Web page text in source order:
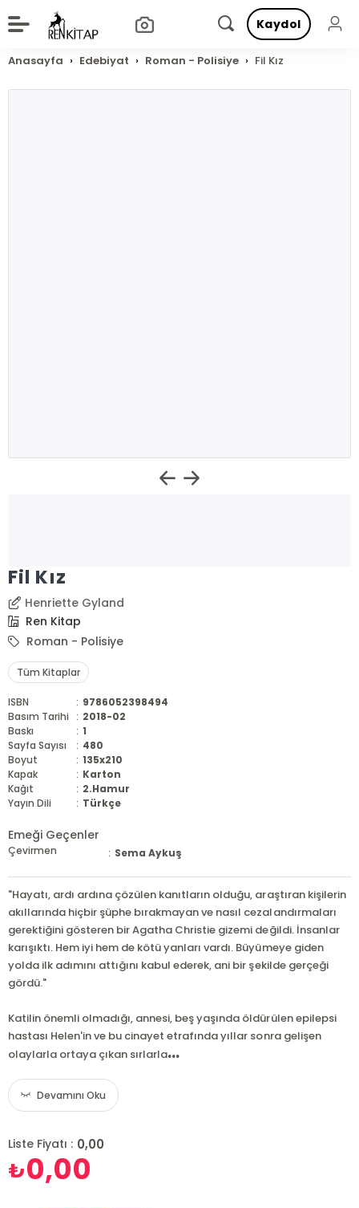
Kaydol
Anasayfa Edebiyat Roman - Polisiye Fil Kız
Fil Kız
Henriette Gyland
Ren Kitap
Roman - Polisiye
Tüm Kitaplar
ISBN : 9786052398494
Basım Tarihi : 2018-02
Baskı
: 1
Sayfa Sayısı
: 480
Boyut
: 135x210
Kapak
: Karton
Kağıt
: 2.Hamur
Yayın Dili
: Türkçe
Emeği Geçenler
Çevirmen : Sema Aykuş
"Hayatı, ardı ardına çözülen kanıtların olduğu, araştıran kişilerin
akıllarında hiçbir şüphe bırakmayan ve nasıl cezalandırmaları
gerektiğini gösteren bir Agatha Christie gizemi değildi. İnsanlar
karışıktı. Hem iyi hem de kötü yanları vardı. Büyümeye giden
yolda ilk adımını attığını kabul ederek, ani bir şekilde gerçeği
gördü."
Katilin önemli olmadığı, annesi, beş yaşında öldürülen epilepsi
hastası Helen'in ve bu cinayet etrafında yıllar sonra gelişen
olaylarla ortaya çıkan sırlarla...
Devamını Oku
Liste Fiyatı : 0,00
₺0,00